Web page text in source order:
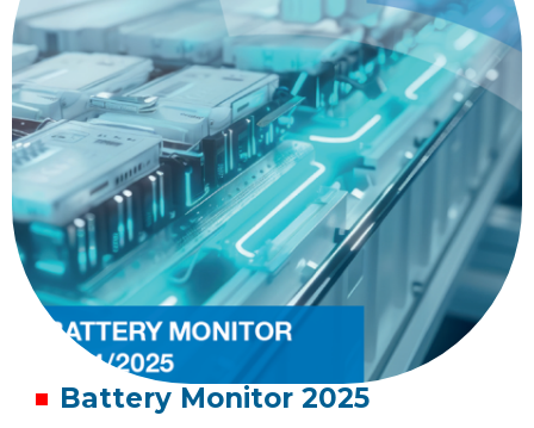
Battery Monitor 2025